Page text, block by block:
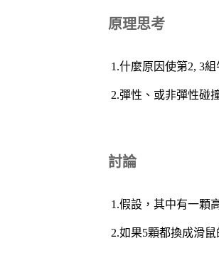
原理思考
1.什麼原因使第2, 3
2.彈性、或非彈性碰
討論
1.假設，其中有一顆
2.如果5顆都換成滑